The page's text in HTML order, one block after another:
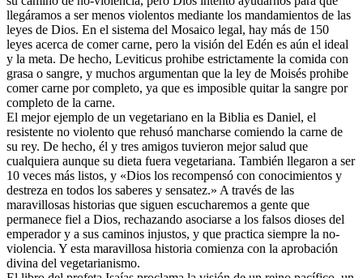
llegáramos a ser menos violentos mediante los mandamientos de las
leyes de Dios. En el sistema del Mosaico legal, hay más de 150
leyes acerca de comer carne, pero la visión del Edén es aún el ideal
y la meta. De hecho, Leviticus prohibe estrictamente la comida con
grasa o sangre, y muchos argumentan que la ley de Moisés prohibe
comer carne por completo, ya que es imposible quitar la sangre por
completo de la carne.
El mejor ejemplo de un vegetariano en la Biblia es Daniel, el
resistente no violento que rehusó mancharse comiendo la carne de
su rey. De hecho, él y tres amigos tuvieron mejor salud que
cualquiera aunque su dieta fuera vegetariana. También llegaron a ser
10 veces más listos, y «Dios los recompensó con conocimientos y
destreza en todos los saberes y sensatez.» A través de las
maravillosas historias que siguen escucharemos a gente que
permanece fiel a Dios, rechazando asociarse a los falsos dioses del
emperador y a sus caminos injustos, y que practica siempre la no-
violencia. Y esta maravillosa historia comienza con la aprobación
divina del vegetarianismo.